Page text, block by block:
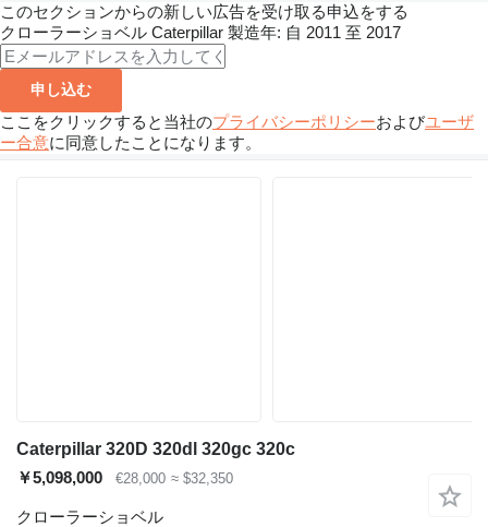
このセクションからの新しい広告を受け取る申込をする
クローラーショベル Caterpillar 製造年: 自 2011 至 2017
申し込む
ここをクリックすると当社のプライバシーポリシーおよびユーザ
ー合意に同意したことになります。
Caterpillar 320D 320dl 320gc 320c
￥5,098,000
€28,000 ≈ $32,350
クローラーショベル